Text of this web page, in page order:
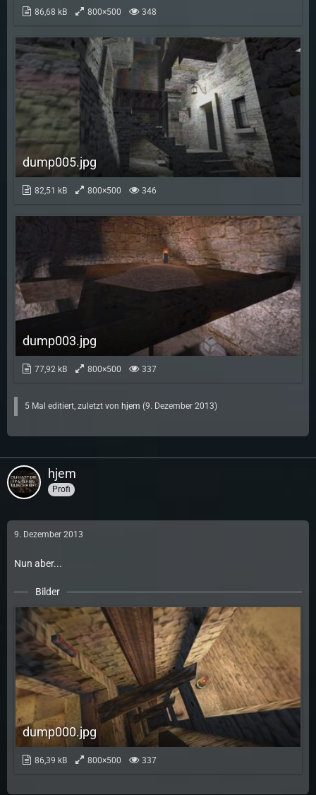
86,68 kB 800×500 348
dump005.jpg
82,51 kB 800×500 346
dump003.jpg
77,92 kB 800×500 337
5 Mal editiert, zuletzt von hjem (9. Dezember 2013)
hjem
Profi
9. Dezember 2013
Nun aber...
Bilder
dump000.jpg
86,39 kB 800×500 337